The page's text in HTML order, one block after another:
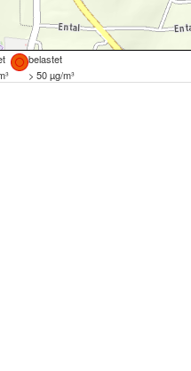
belastet
> 50 µg/m³